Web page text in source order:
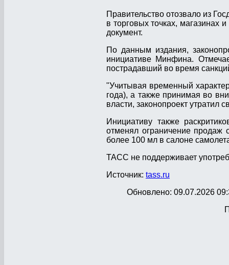
Правительство отозвало из
в торговых точках, магазинах
документ.
По данным издания,
инициативе Минфина.
пострадавший во время
"Учитывая временный
года), а также принимая во
власти, законопроект утратил
Инициативу также
отменял ограничение продаж
более 100 мл в салоне
ТАСС не поддерживает
Источник: tass.ru
Обновлено: 09.07.2026